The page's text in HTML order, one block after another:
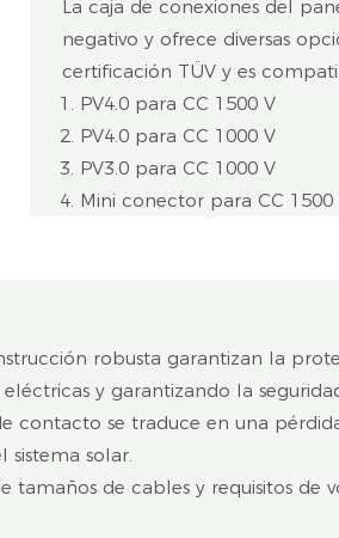
La caja de conexiones del
negativo y ofrece diversas
certificación TÜV y es
PV4.0 para CC 1500 V
PV4.0 para CC 1000 V
PV3.0 para CC 1000 V
Mini conector para CC 1500
robusta garantizan la
y garantizando la
contacto se traduce en una
solar.
de cables y requisitos de